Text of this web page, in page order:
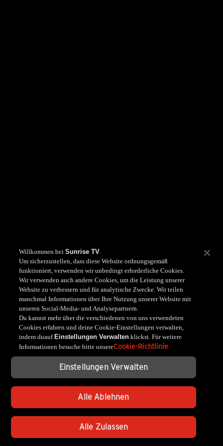
Willkommen beiSunrise TV.
Um sicherzustellen, dass diese Website ordnungsgemäß
funktioniert, verwenden wir unbedingt erforderliche Cookies.
Wir verwenden auch andere Cookies, um die Leistung unserer
Website zu verbessern und für analytische Zwecke. Wir teilen
manchmal Informationen über Ihre Nutzung unserer Website mit
unseren Social-Media- und Analysepartnern.
Du kannst mehr über die verschiedenen von uns verwendeten
Cookies erfahren und deine Cookie-Einstellungen verwalten,
indem duauf Einstellungen Verwalten klickst. Für weitere
Informationen besuche bitte unsereCookie-Richtlinie
Einstellungen Verwalten
Alle Ablehnen
Alle Zulassen